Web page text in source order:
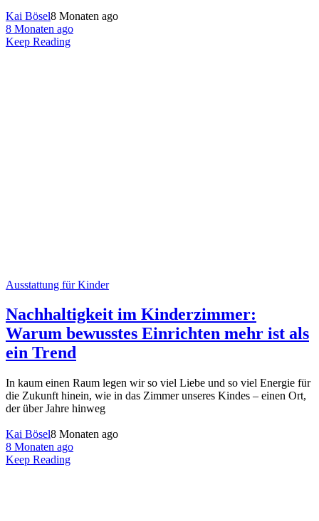
Kai Bösel8 Monaten ago
8 Monaten ago
Keep Reading
Ausstattung für Kinder
Nachhaltigkeit im Kinderzimmer:
Warum bewusstes Einrichten mehr ist als
ein Trend
In kaum einen Raum legen wir so viel Liebe und so viel Energie für
die Zukunft hinein, wie in das Zimmer unseres Kindes – einen Ort,
der über Jahre hinweg
Kai Bösel8 Monaten ago
8 Monaten ago
Keep Reading